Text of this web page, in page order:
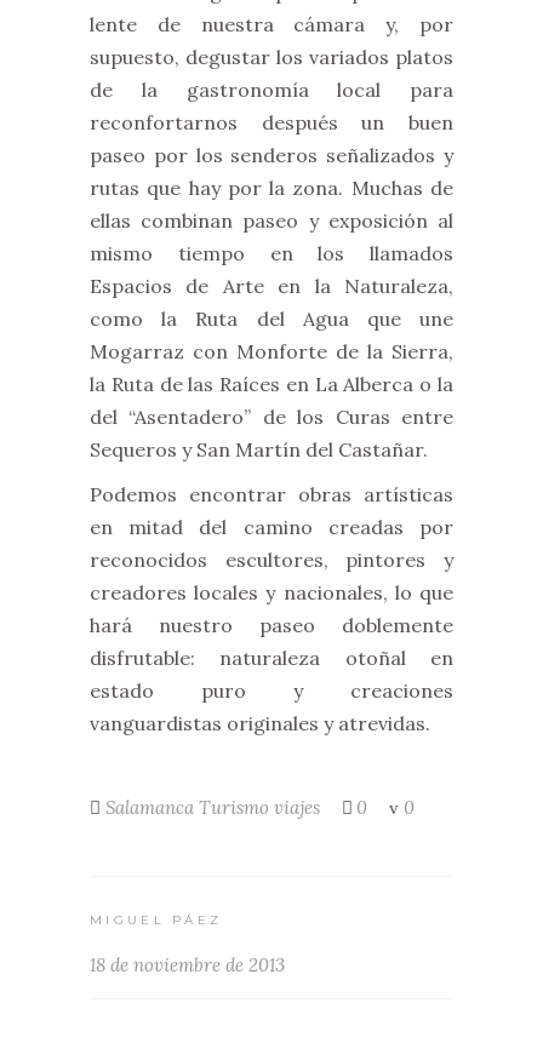
lente de nuestra cámara y, por
supuesto, degustar los variados platos
de la gastronomía local para
reconfortarnos después un buen
paseo por los senderos señalizados y
rutas que hay por la zona. Muchas de
ellas combinan paseo y exposición al
mismo tiempo en los llamados
Espacios de Arte en la Naturaleza,
como la Ruta del Agua que une
Mogarraz con Monforte de la Sierra,
la Ruta de las Raíces en La Alberca o la
del “Asentadero” de los Curas entre
Sequeros y San Martín del Castañar.
Podemos encontrar obras artísticas
en mitad del camino creadas por
reconocidos escultores, pintores y
creadores locales y nacionales, lo que
hará nuestro paseo doblemente
disfrutable: naturaleza otoñal en
estado puro y creaciones
vanguardistas originales y atrevidas.
Salamanca Turismo viajes 0 0
MIGUEL PÁEZ
18 de noviembre de 2013